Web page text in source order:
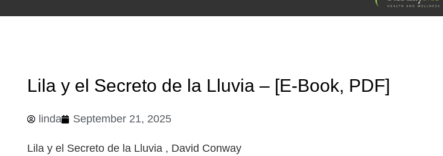
Lila y el Secreto de la Lluvia – [E-Book, PDF]
linda September 21, 2025
Lila y el Secreto de la Lluvia , David Conway